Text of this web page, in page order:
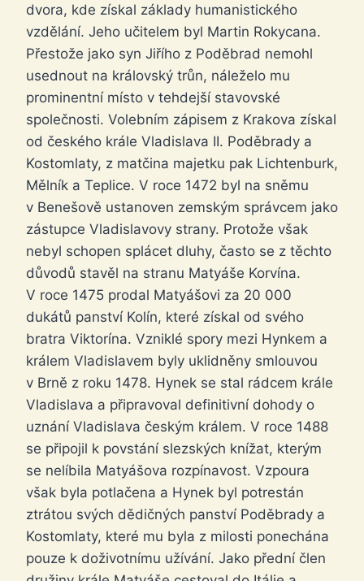
dvora, kde získal základy humanistického
vzdělání. Jeho učitelem byl Martin Rokycana.
Přestože jako syn Jiřího z Poděbrad nemohl
usednout na královský trůn, náleželo mu
prominentní místo v tehdejší stavovské
společnosti. Volebním zápisem z Krakova získal
od českého krále Vladislava II. Poděbrady a
Kostomlaty, z matčina majetku pak Lichtenburk,
Mělník a Teplice. V roce 1472 byl na sněmu
v Benešově ustanoven zemským správcem jako
zástupce Vladislavovy strany. Protože však
nebyl schopen splácet dluhy, často se z těchto
důvodů stavěl na stranu Matyáše Korvína.
V roce 1475 prodal Matyášovi za 20 000
dukátů panství Kolín, které získal od svého
bratra Viktorína. Vzniklé spory mezi Hynkem a
králem Vladislavem byly uklidněny smlouvou
v Brně z roku 1478. Hynek se stal rádcem krále
Vladislava a připravoval definitivní dohody o
uznání Vladislava českým králem. V roce 1488
se připojil k povstání slezských knížat, kterým
se nelíbila Matyášova rozpínavost. Vzpoura
však byla potlačena a Hynek byl potrestán
ztrátou svých dědičných panství Poděbrady a
Kostomlaty, které mu byla z milosti ponechána
pouze k doživotnímu užívání. Jako přední člen